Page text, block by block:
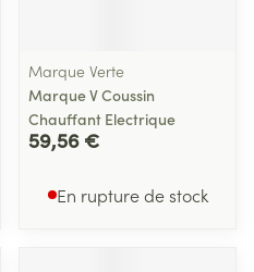
Marque Verte
Marque V Coussin
Chauffant Electrique
59,56 €
En rupture de stock